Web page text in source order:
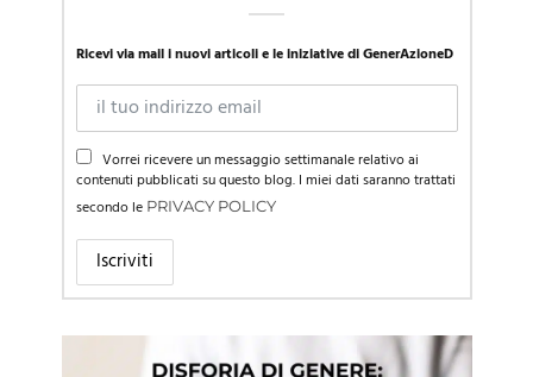
Ricevi via mail i nuovi articoli e le iniziative di GenerAzioneD
Vorrei ricevere un messaggio settimanale relativo ai
contenuti pubblicati su questo blog. I miei dati saranno trattati
secondo le PRIVACY POLICY